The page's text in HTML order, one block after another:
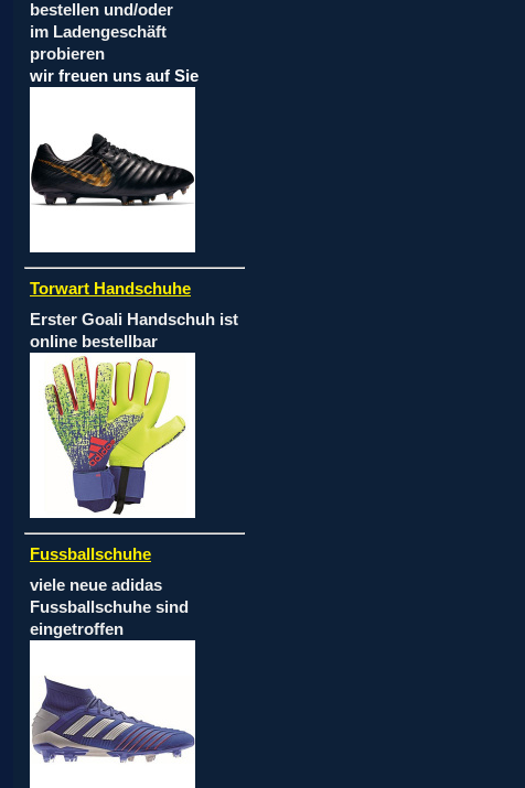
bestellen und/oder
im Ladengeschäft
probieren
wir freuen uns auf Sie
Torwart Handschuhe
Erster Goali Handschuh ist
online bestellbar
Fussballschuhe
viele neue adidas
Fussballschuhe sind
eingetroffen